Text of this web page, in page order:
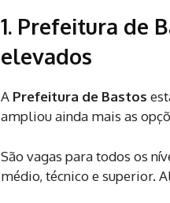
1. Prefeitura de
elevados
A Prefeitura de Bastos
ampliou ainda mais as
São vagas para todos os
médio, técnico e superior.